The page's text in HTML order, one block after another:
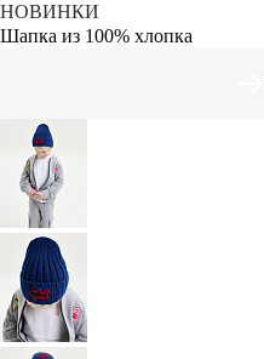
НОВИНКИ
Шапка из 100% хлопка